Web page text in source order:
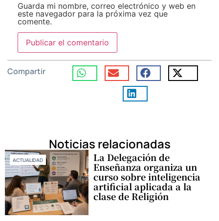
Guarda mi nombre, correo electrónico y web en
este navegador para la próxima vez que
comente.
Compartir
Noticias relacionadas
ACTUALIDAD La Delegación de
Enseñanza organiza un
curso sobre inteligencia
artificial aplicada a la
clase de Religión